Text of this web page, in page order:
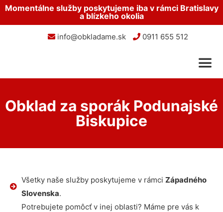
Momentálne služby poskytujeme iba v rámci Bratislavy
a blízkeho okolia
info@obkladame.sk 0911 655 512
Obklad za sporák Podunajské
Biskupice
Všetky naše služby poskytujeme v rámci Západného
Slovenska.
Potrebujete pomôcť v inej oblasti? Máme pre vás k